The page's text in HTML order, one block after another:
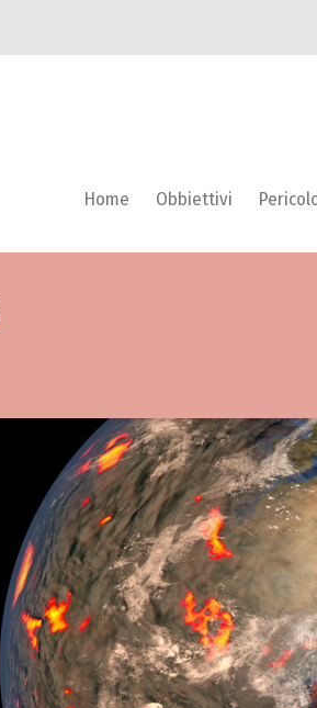
Home Obbiettivi